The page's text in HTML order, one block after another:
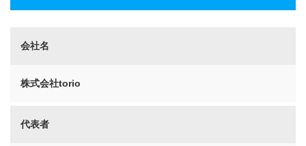
会社名
株式会社torio
代表者